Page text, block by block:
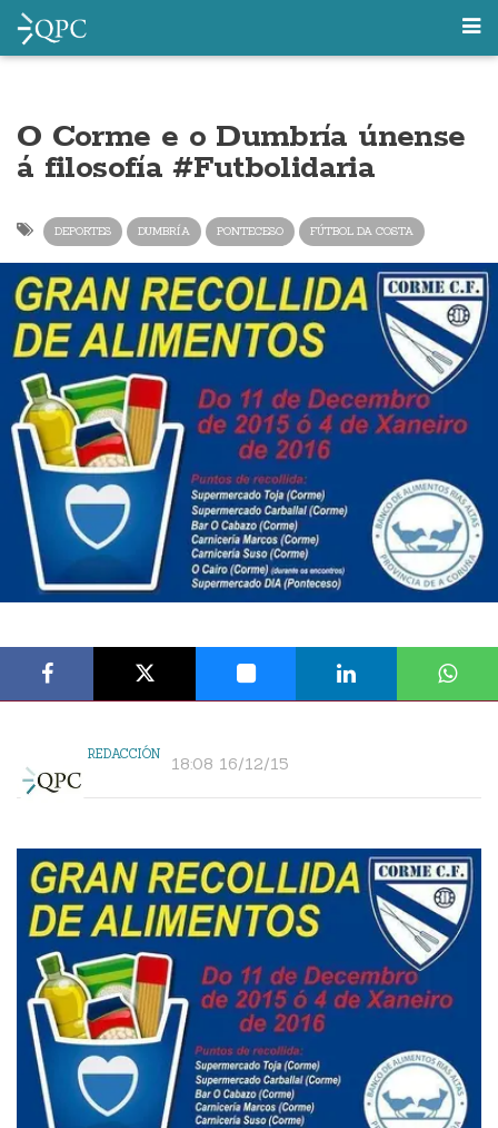
O Corme e o Dumbría únense
á filosofía #Futbolidaria
DEPORTES DUMBRÍA PONTECESO FÚTBOL DA COSTA
REDACCIÓN 18:08 16/12/15